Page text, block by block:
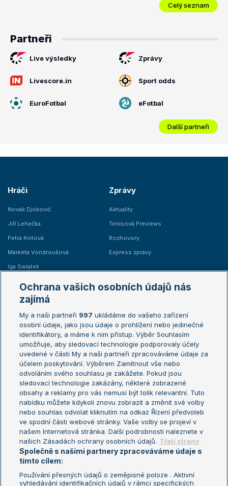
Celý seznam
Partneři
Live výsledky Zprávy
Livescore.in Sport odds
EuroFotbal eFotbal
Další partneři
Hráči
Novak Djokovič
Jiří Lehečka
Petra Kvitová
Markéta Vondroušová
Iga Swiatek
Zprávy
Aktuality
Tenisová Previews
Rozhovory
Express zprávy
Žebříčky
Žebříček ATP (muži)
Žebříček WTA (ženy)
Sázkařský žebříček
Australian Open
French Open
Wimbledon
US Open
Turnaj mistrů
Turnaj mistryň
Aktualní trendy
Fotbalové přestupy
Livesport Daily
LS Prague Open
Ochrana vašich osobních údajů nás
zajímá
My a naši partneři 997 ukládáme do vašeho zařízení
osobní údaje, jako jsou údaje o prohlížení nebo jedinečné
identifikátory, a máme k nim přístup. Výběr Souhlasím
umožňuje, aby sledovací technologie podporovaly účely
uvedené v části My a naši partneři zpracováváme údaje za
účelem poskytování. Výběrem Zamítnout vše nebo
odvoláním svého souhlasu je zakážete. Pokud jsou
sledovací technologie zakázány, některé zobrazené
obsahy a reklamy pro vás nemusí být tolik relevantní. Tuto
nabídku můžete kdykoli znovu zobrazit a změnit své volby
nebo souhlas odvolat kliknutím na odkaz Řízení předvoleb
ve spodní části webové stránky. Vaše volby se projeví v
našem Internetová stránka. Další podrobnosti naleznete v
našich Zásadách ochrany osobních údajů. Třetí strany
Společně s našimi partnery zpracováváme údaje s
tímto cílem:
Používání přesných údajů o zeměpisné poloze . Aktivní
vyhledávání identifikačních údajů v rámci specifických